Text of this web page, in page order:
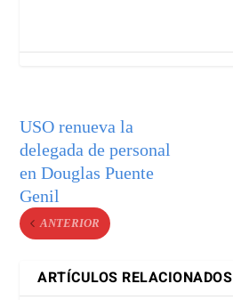
USO renueva la
delegada de personal
en Douglas Puente
Genil
ANTERIOR
ARTÍCULOS RELACIONADOS